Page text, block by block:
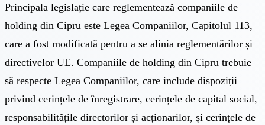
Principala legislație care reglementează companiile de
holding din Cipru este Legea Companiilor, Capitolul 113,
care a fost modificată pentru a se alinia reglementărilor și
directivelor UE. Companiile de holding din Cipru trebuie
să respecte Legea Companiilor, care include dispoziții
privind cerințele de înregistrare, cerințele de capital social,
responsabilitățile directorilor și acționarilor, și cerințele de